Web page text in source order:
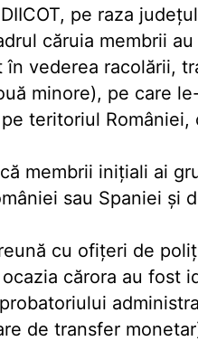
pe raza
căruia membrii
vederea racolării,
minore), pe care
teritoriul României,
membrii iniţiali ai
sau Spaniei şi
cu ofiţeri de
cărora au fost
de transfer